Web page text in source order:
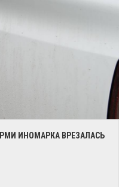
ИНОМАРКА ВРЕЗАЛАСЬ